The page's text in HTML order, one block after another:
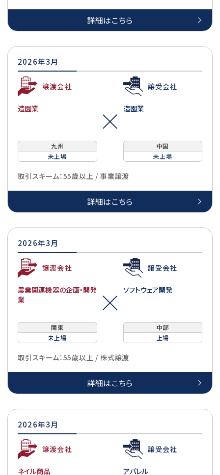
詳細はこちら
2026年3月
譲渡会社
造園業
九州
未上場
譲受会社
造園業
中国
未上場
取引スキーム：55歳以上 / 事業譲渡
詳細はこちら
2026年3月
譲渡会社
農業関連機器の企画・開発
業
関東
未上場
譲受会社
ソフトウェア開発
中部
上場
取引スキーム：55歳以上 / 株式譲渡
詳細はこちら
2026年3月
譲渡会社
ネイル商品
譲受会社
アパレル